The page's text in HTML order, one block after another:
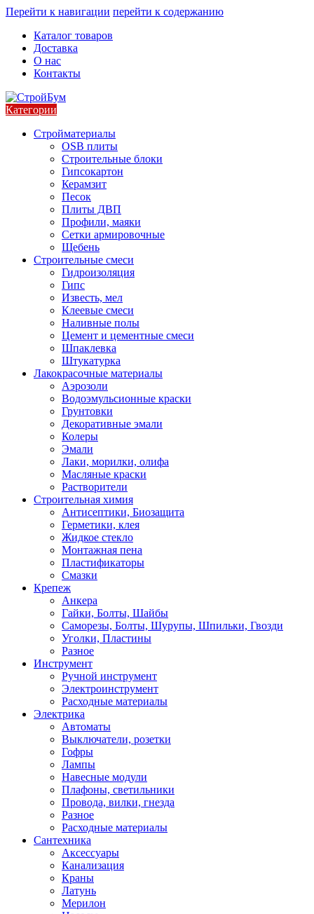
Перейти к навигации перейти к содержанию
Каталог товаров
Доставка
О нас
Контакты
Категории
Стройматериалы
OSB плиты
Строительные блоки
Гипсокартон
Керамзит
Песок
Плиты ДВП
Профили, маяки
Сетки армировочные
Щебень
Строительные смеси
Гидроизоляция
Гипс
Известь, мел
Клеевые смеси
Наливные полы
Цемент и цементные смеси
Шпаклевка
Штукатурка
Лакокрасочные материалы
Аэрозоли
Водоэмульсионные краски
Грунтовки
Декоративные эмали
Колеры
Эмали
Лаки, морилки, олифа
Масляные краски
Растворители
Строительная химия
Антисептики, Биозащита
Герметики, клея
Жидкое стекло
Монтажная пена
Пластификаторы
Смазки
Крепеж
Анкера
Гайки, Болты, Шайбы
Саморезы, Болты, Шурупы, Шпильки, Гвозди
Уголки, Пластины
Разное
Инструмент
Ручной инструмент
Электроинструмент
Расходные материалы
Электрика
Автоматы
Выключатели, розетки
Гофры
Лампы
Навесные модули
Плафоны, светильники
Провода, вилки, гнезда
Разное
Расходные материалы
Сантехника
Аксессуары
Канализация
Краны
Латунь
Мерилон